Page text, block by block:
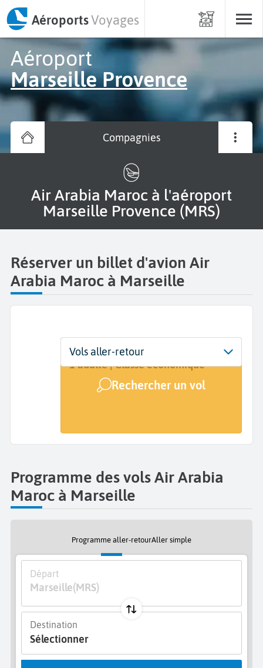
AéroportsVoyages
Aéroport
Marseille Provence
Compagnies
Air Arabia Maroc à l'aéroport
Marseille Provence (MRS)
Réserver un billet d'avion Air
Arabia Maroc à Marseille
Départ
Marseille Provence (MRS)
Dates
Dates de votre voyage
Voyageurs | Classe
1 adulte | Classe économique
Rechercher un vol
Vols aller-retour
Programme des vols Air Arabia
Maroc à Marseille
Programme aller-retourAller simple
Départ
Marseille(MRS)
Destination
Sélectionner